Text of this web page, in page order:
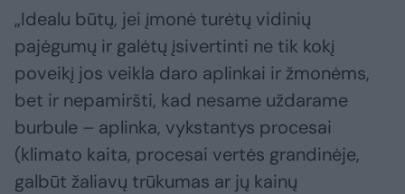
„Idealu būtų, jei įmonė turėtų vidinių
pajėgumų ir galėtų įsivertinti ne tik kokį
poveikį jos veikla daro aplinkai ir žmonėms,
bet ir nepamiršti, kad nesame uždarame
burbule – aplinka, vykstantys procesai
(klimato kaita, procesai vertės grandinėje,
galbūt žaliavų trūkumas ar jų kainų